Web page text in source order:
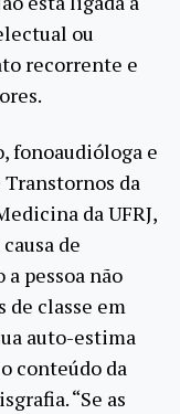
ou
recorrente e
fonoaudióloga e
da
da UFRJ,
de
pessoa não
de classe em
auto-estima
conteúdo da
“Se as